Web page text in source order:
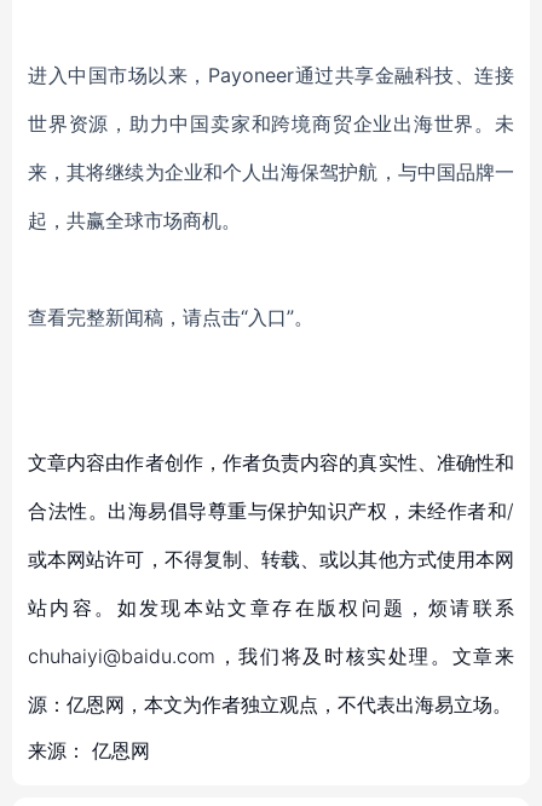
进入中国市场以来， Payoneer通过共享金融科技、连接
世界资源，助力中国卖家和跨境商贸企业出海世界。未
来，其将继续为企业和个人出海保驾护航，与中国品牌一
起，共赢全球市场商机。
查看完整新闻稿，请点击“入口”。
文章内容由作者创作，作者负责内容的真实性、准确性和
合法性。出海易倡导尊重与保护知识产权，未经作者和/
或本网站许可，不得复制、转载、或以其他方式使用本网
站内容。如发现本站文章存在版权问题，烦请联系
chuhaiyi@baidu.com，我们将及时核实处理。文章来
源：亿恩网，本文为作者独立观点，不代表出海易立场。
来源： 亿恩网